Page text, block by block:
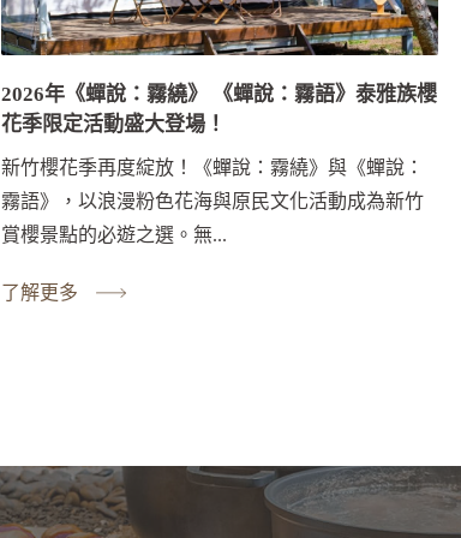
2026年《蟬說：霧繞》 《蟬說：霧語》泰雅族櫻
花季限定活動盛大登場！
新竹櫻花季再度綻放！《蟬說：霧繞》與《蟬說：
霧語》，以浪漫粉色花海與原民文化活動成為新竹
賞櫻景點的必遊之選。無...
了解更多